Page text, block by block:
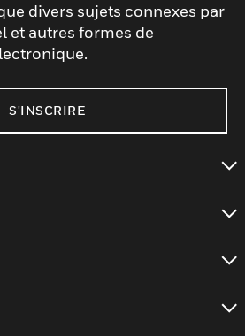
divers sujets connexes par
et autres formes de
S'INSCRIRE